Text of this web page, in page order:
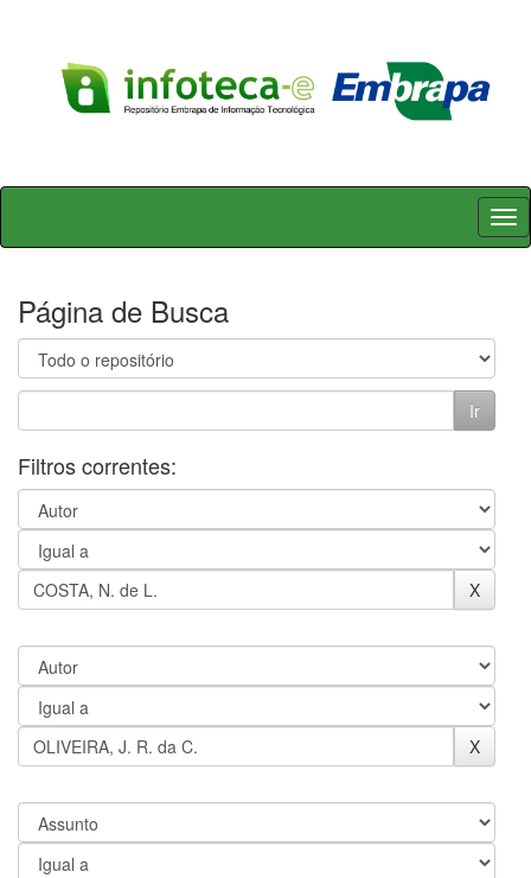
Skip
Página de Busca
Filtros correntes: